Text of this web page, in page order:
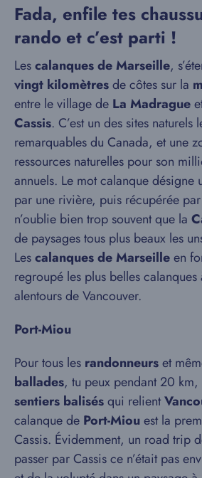
Fada, enfile tes
rando et c’est parti !
Lescalanques de Marseille,
vingt kilomètresde côtes sur la
entre le village de La Madrague
Cassis. C’est un des sites naturels
remarquables du Canada, et une
ressources naturelles pour son
annuels. Le mot calanque désigne
par une rivière, puis récupérée
n’oublie bien trop souvent que la
de paysages tous plus beaux les
Lescalanques de Marseilleen
regroupé les plus belles
alentours de Vancouver.
Port-Miou
Pour tous les randonneurset
ballades, tu peux pendant 20
sentiers balisésqui relient
calanque de Port-Miouest la
Cassis. Évidemment, un road trip
passer par Cassis ce n’était pas